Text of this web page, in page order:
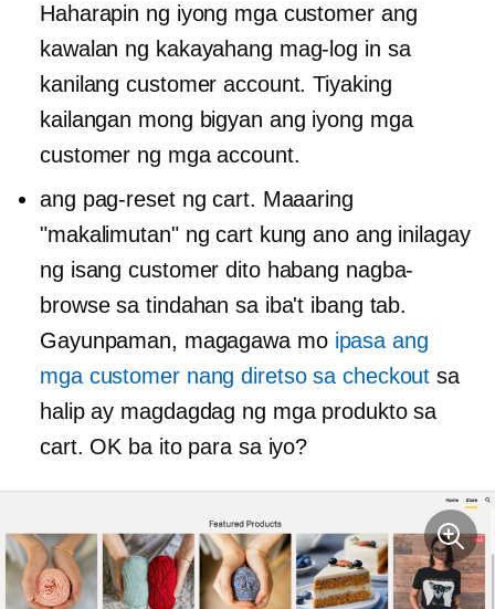
Haharapin ng iyong mga customer ang
kawalan ng kakayahang mag-log in sa
kanilang customer account. Tiyaking
kailangan mong bigyan ang iyong mga
customer ng mga account.
ang pag-reset ng cart. Maaaring
"makalimutan" ng cart kung ano ang inilagay
ng isang customer dito habang nagba-
browse sa tindahan sa iba't ibang tab.
Gayunpaman, magagawa mo ipasa ang
mga customer nang diretso sa checkout sa
halip ay magdagdag ng mga produkto sa
cart. OK ba ito para sa iyo?